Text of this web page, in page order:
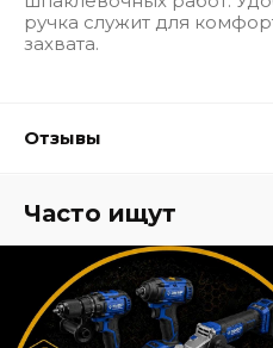
ручка служит для
захвата.
Отзывы
Часто ищут